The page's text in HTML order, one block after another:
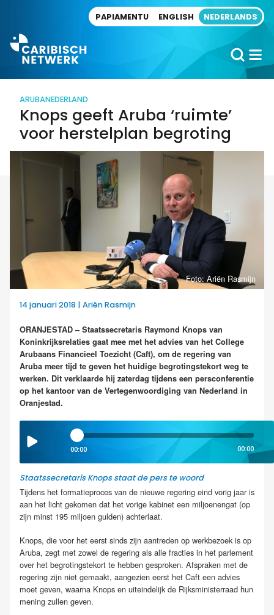
PAPIAMENTU ENGLISH NEDERLANDS
ARUBANEDERLAND
Knops geeft Aruba ‘ruimte’
voor herstelplan begroting
Foto: Ariën Rasmijn
14 januari 2018 | Ariën Rasmijn
ORANJESTAD – Staatssecretaris Raymond Knops van
Koninkrijksrelaties gaat mee met het advies van het College
Arubaans Financieel Toezicht (Caft), om de regering van
Aruba meer tijd te geven het huidige begrotingstekort weg te
werken. Dit verklaarde hij zaterdag tijdens een persconferentie
op het kantoor van de Vertegenwoordiging van Nederland in
Oranjestad.
00:00 00:00
Staatssecretaris Knops staat de pers te woord
Tijdens het formatieproces van de nieuwe regering eind vorig jaar is
aan het licht gekomen dat het vorige kabinet een miljoenengat (op
zijn minst 195 miljoen gulden) achterlaat.
Knops, die voor het eerst sinds zijn aantreden op werkbezoek is op
Aruba, zegt met zowel de regering als alle fracties in het parlement
over het begrotingstekort te hebben gesproken. Afspraken met de
regering zijn niet gemaakt, aangezien eerst het Caft een advies
moet geven, waarna Knops en uiteindelijk de Rijksministerraad hun
mening zullen geven.